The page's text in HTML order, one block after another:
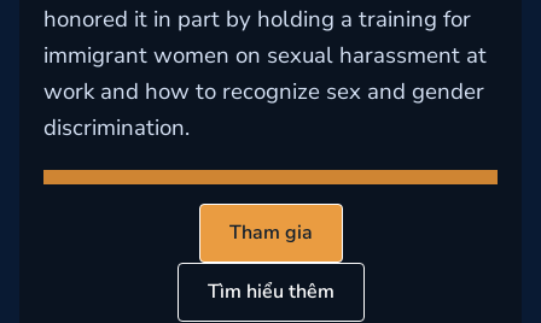
honored it in part by holding a training for
immigrant women on sexual harassment at
work and how to recognize sex and gender
discrimination.
Tham gia
Tìm hiểu thêm